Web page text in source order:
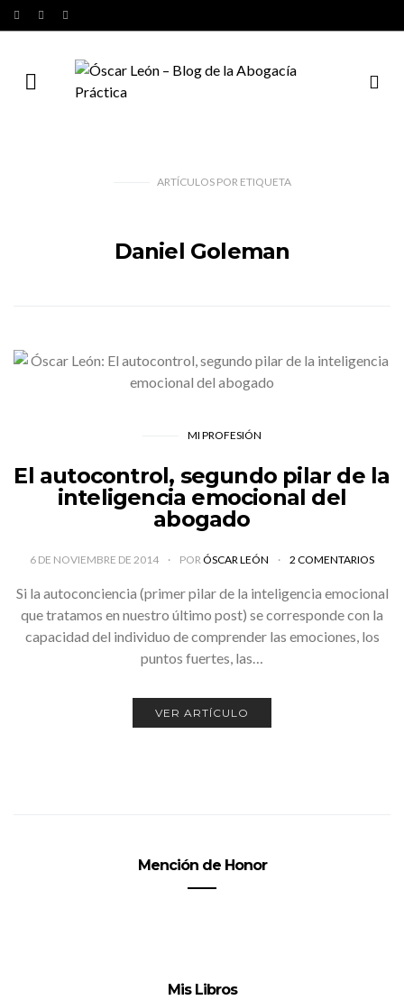
ARTÍCULOS PORETIQUETA
Daniel Goleman
MI PROFESIÓN
El autocontrol, segundo pilar de la
inteligencia emocional del
abogado
6 DE NOVIEMBRE DE 2014 PORÓSCAR LEÓN 2 COMENTARIOS
Si la autoconciencia (primer pilar de la inteligencia emocional
que tratamos en nuestro último post) se corresponde con la
capacidad del individuo de comprender las emociones, los
puntos fuertes, las…
VER ARTÍCULO
Mención de Honor
Mis Libros